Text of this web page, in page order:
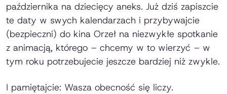
października na dziecięcy aneks. Już dziś zapiszcie
te daty w swych kalendarzach i przybywajcie
(bezpieczni) do kina Orzeł na niezwykłe spotkanie
z animacją, którego – chcemy w to wierzyć – w
tym roku potrzebujecie jeszcze bardziej niż zwykle.
I pamiętajcie: Wasza obecność się liczy.